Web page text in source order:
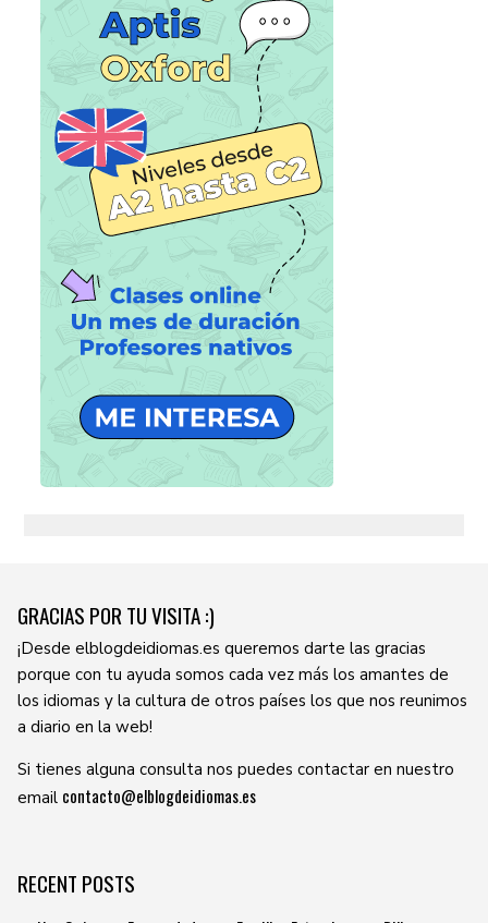
GRACIAS POR TU VISITA :)
¡Desde elblogdeidiomas.es queremos darte las gracias
porque con tu ayuda somos cada vez más los amantes de
los idiomas y la cultura de otros países los que nos reunimos
a diario en la web!
Si tienes alguna consulta nos puedes contactar en nuestro
email contacto@elblogdeidiomas.es
RECENT POSTS